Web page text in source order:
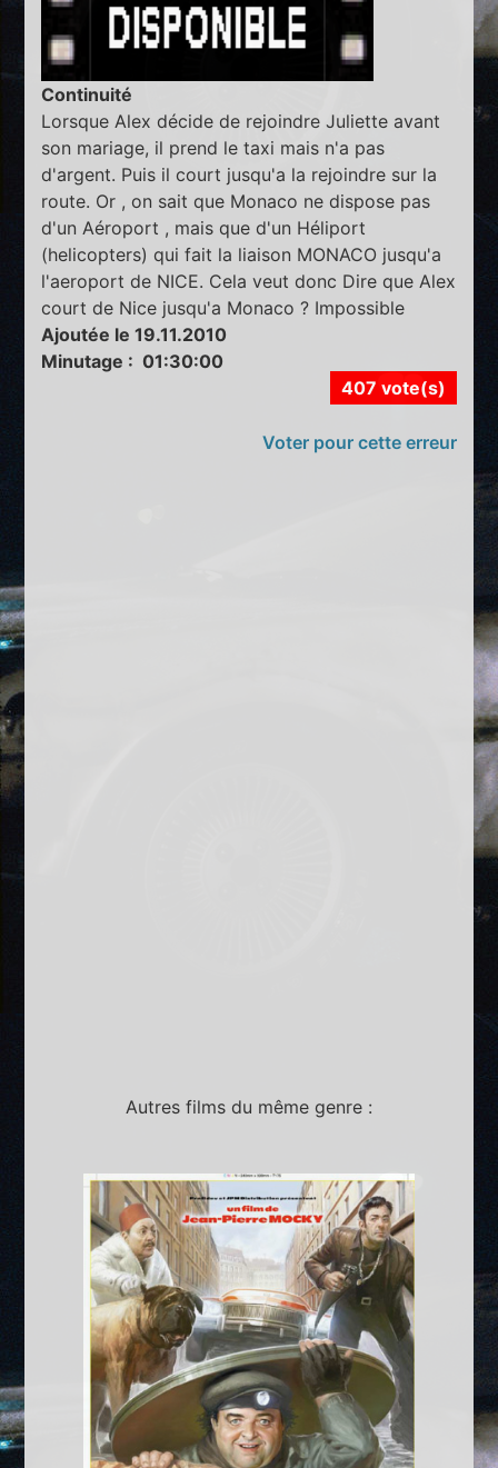
Continuité
Lorsque Alex décide de rejoindre Juliette avant
son mariage, il prend le taxi mais n'a pas
d'argent. Puis il court jusqu'a la rejoindre sur la
route. Or , on sait que Monaco ne dispose pas
d'un Aéroport , mais que d'un Héliport
(helicopters) qui fait la liaison MONACO jusqu'a
l'aeroport de NICE. Cela veut donc Dire que Alex
court de Nice jusqu'a Monaco ? Impossible
Ajoutée le 19.11.2010
Minutage : 01:30:00
407 vote(s)
Voter pour cette erreur
Autres films du même genre :